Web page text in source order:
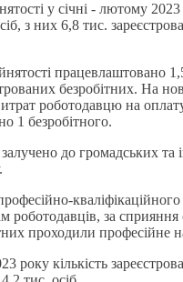
у січні - лютому
з них 6,8 тис.
працевлаштовано
безробітних. На
роботодавцю на
1 безробітного.
до громадських та
кваліфікаційного
роботодавців, за
проходили професійне
року кількість